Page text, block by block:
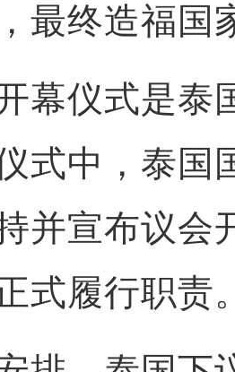
最终造福国
仪式是泰
式中，泰国
并宣布议会
式履行职责